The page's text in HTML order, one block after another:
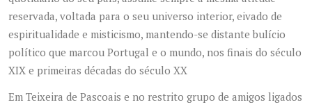
reservada, voltada para o seu universo interior, eivado de
espiritualidade e misticismo, mantendo-se distante bulício
político que marcou Portugal e o mundo, nos finais do século
XIX e primeiras décadas do século XX
Em Teixeira de Pascoais e no restrito grupo de amigos ligados